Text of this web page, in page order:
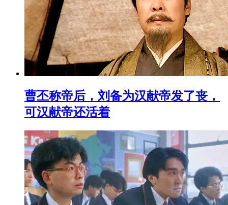
曹丕称帝后，刘备为汉献帝发了丧，
可汉献帝还活着